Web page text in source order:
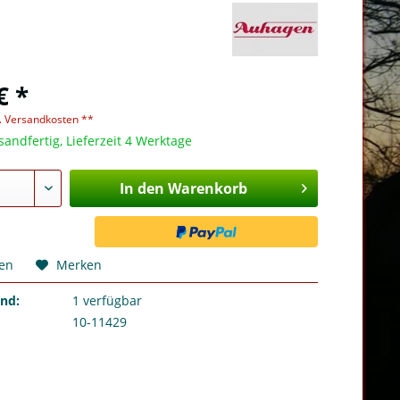
*
Versandkosten **
Lieferzeit 4 Werktage
In den Warenkorb
Merken
1 verfügbar
10-11429